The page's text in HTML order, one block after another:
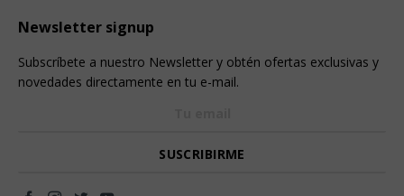
Newsletter signup
Subscríbete a nuestro Newsletter y obtén ofertas exclusivas y
novedades directamente en tu e-mail.